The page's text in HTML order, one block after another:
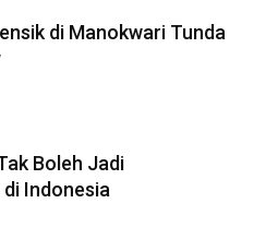
di Manokwari Tunda
Boleh Jadi
Indonesia